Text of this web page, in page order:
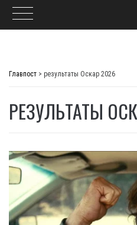
Главпост > результаты Оскар 2026
РЕЗУЛЬТАТЫ